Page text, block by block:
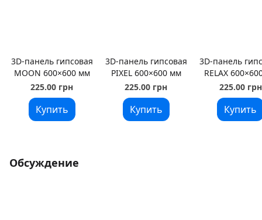
3D-панель гипсовая
MOON 600×600 мм
225.00 грн
Купить
3D-панель гипсовая
PIXEL 600×600 мм
225.00 грн
Купить
3D-панель
RELAX
225.00 грн
Купить
Обсуждение